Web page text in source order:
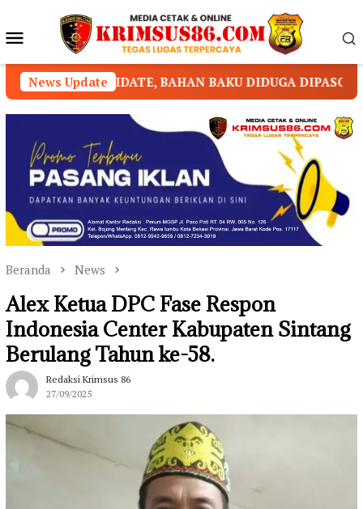
konten Menu
Mobile
News Update
BAHAN BAKU DIDUGA DIPASOK DARI KAMBOJA
Beranda News
Alex Ketua DPC Fase Respon
Indonesia Center Kabupaten Sintang
Berulang Tahun ke-58.
Redaksi Krimsus 86
27/09/2025